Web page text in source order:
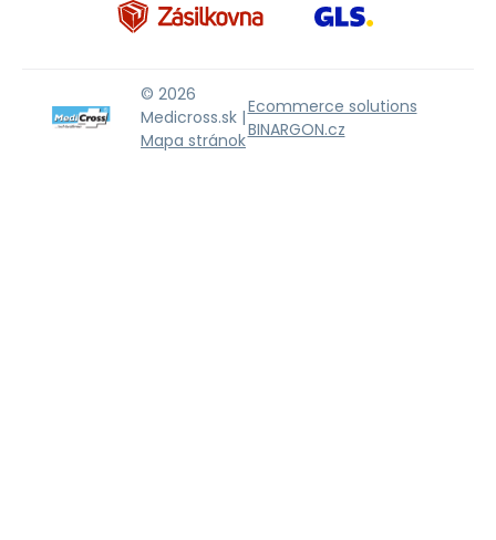
© 2026
Medicross.sk |
Mapa stránok
Ecommerce solutions
BINARGON.cz